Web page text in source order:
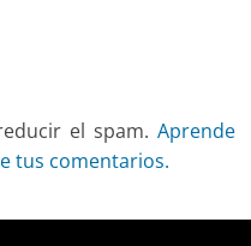
el spam. Aprende
tus comentarios.